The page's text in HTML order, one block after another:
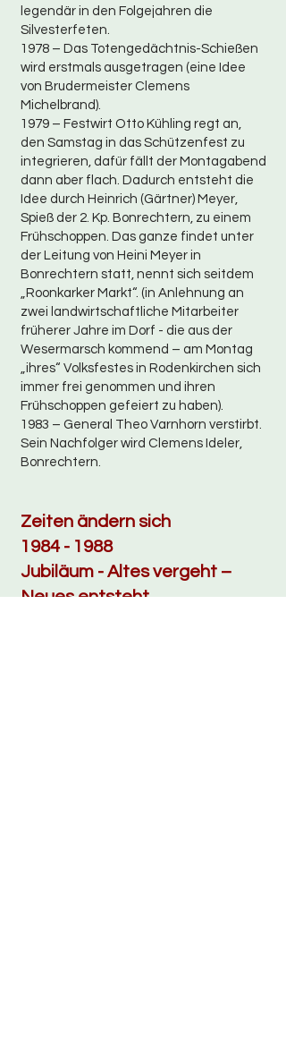
legendär in den Folgejahren die
Silvesterfeten.
1978 – Das Totengedächtnis-Schießen
wird erstmals ausgetragen (eine Idee
von Brudermeister Clemens
Michelbrand).
1979 – Festwirt Otto Kühling regt an,
den Samstag in das Schützenfest zu
integrieren, dafür fällt der Montagabend
dann aber flach. Dadurch entsteht die
Idee durch Heinrich (Gärtner) Meyer,
Spieß der 2. Kp. Bonrechtern, zu einem
Frühschoppen. Das ganze findet unter
der Leitung von Heini Meyer in
Bonrechtern statt, nennt sich seitdem
„Roonkarker Markt“. (in Anlehnung an
zwei landwirtschaftliche Mitarbeiter
früherer Jahre im Dorf - die aus der
Wesermarsch kommend – am Montag
„ihres“ Volksfestes in Rodenkirchen sich
immer frei genommen und ihren
Frühschoppen gefeiert zu haben).
1983 – General Theo Varnhorn verstirbt.
Sein Nachfolger wird Clemens Ideler,
Bonrechtern.
Zeiten ändern sich
1984 - 1988
Jubiläum - Altes vergeht –
Neues entsteht